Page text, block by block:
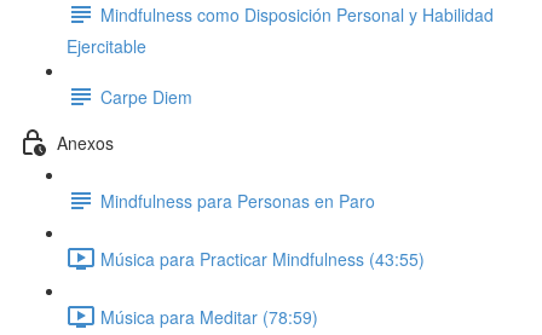
Mindfulness como Disposición Personal y Habilidad
Ejercitable
Carpe Diem
Anexos
Mindfulness para Personas en Paro
Música para Practicar Mindfulness (43:55)
Música para Meditar (78:59)